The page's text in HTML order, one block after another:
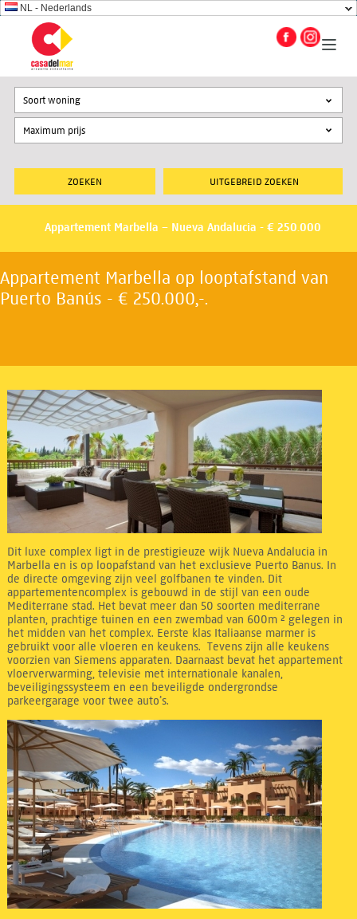
NL - Nederlands
UITGEBREID ZOEKEN
Soort woning
Appartement Marbella – Nueva Andalucia - € 250.000
Appartement Marbella op looptafstand van
Puerto Banús - € 250.000,-.
Dit luxe complex ligt in de prestigieuze wijk Nueva Andalucia in
Marbella en is op loopafstand van het exclusieve Puerto Banus. In
de directe omgeving zijn veel golfbanen te vinden. Dit
appartementencomplex is gebouwd in de stijl van een oude
Mediterrane stad. Het bevat meer dan 50 soorten mediterrane
planten, prachtige tuinen en een zwembad van 600m ² gelegen in
het midden van het complex. Eerste klas Italiaanse marmer is
gebruikt voor alle vloeren en keukens. Tevens zijn alle keukens
voorzien van Siemens apparaten. Daarnaast bevat het appartement
vloerverwarming, televisie met internationale kanalen,
beveiligingssysteem en een beveiligde ondergrondse
parkeergarage voor twee auto’s.